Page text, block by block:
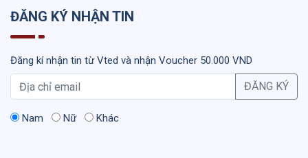
ĐĂNG KÝ NHẬN TIN
Đăng kí nhận tin từ Vted và nhận Voucher 50.000 VND
ĐĂNG KÝ
Nam Nữ Khác